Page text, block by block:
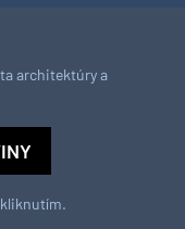
architektúry a